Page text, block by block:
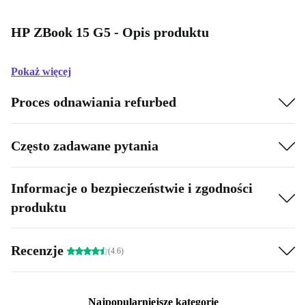
HP ZBook 15 G5 - Opis produktu
Pokaż więcej
Proces odnawiania refurbed
Często zadawane pytania
Informacje o bezpieczeństwie i zgodności
produktu
Recenzje (4.6)
Najpopularniejsze kategorie